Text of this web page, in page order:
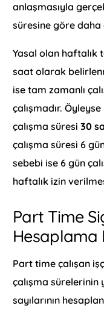
anlaşmasıyla
süresine göre daha
Yasal olan haftalık
saat olarak
ise tam zamanlı
çalışmadır.
çalışma süresi30
çalışma süresi 6
sebebi ise 6 gün
haftalık izin
Part Time
Hesaplama
Part time çalışan
çalışma
sayılarının